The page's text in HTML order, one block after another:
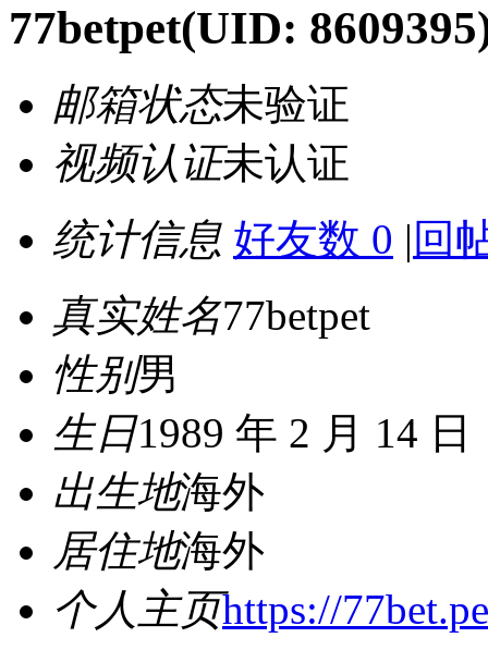
77betpet(UID:
邮箱状态未验证
视频认证未认证
统计信息 好友数 0 | 回
真实姓名77betpet
性别男
生日1989 年 2 月 14 日
出生地海外
居住地海外
个人主页https://